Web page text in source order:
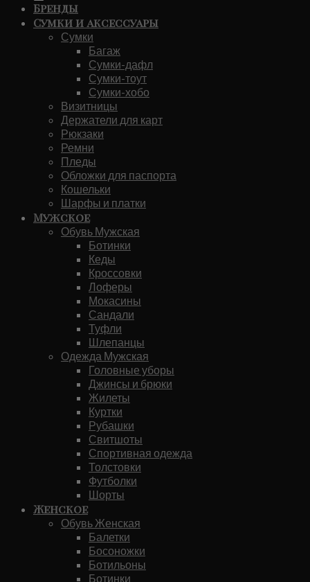
Бренды
Сумки и аксессуары
Сумки
Багаж
Сумки-дафл
Сумки-тоут
Сумки-хобо
Визитницы
Держатели для карт
Рюкзаки
Ремни
Пледы
Обложки для паспорта
Кошельки
Шарфы и платки
Мужское
Обувь Мужская
Ботинки
Кеды
Кроссовки
Лоферы
Мокасины
Сандали
Туфли
Шлепанцы
Одежда Мужская
Головные уборы
Джинсы и брюки
Жилеты
Куртки
Рубашки
Свитшоты
Спортивная одежда
Толстовки
Футболки
Шорты
Женское
Обувь Женская
Балетки
Босоножки
Ботильоны
Ботинки